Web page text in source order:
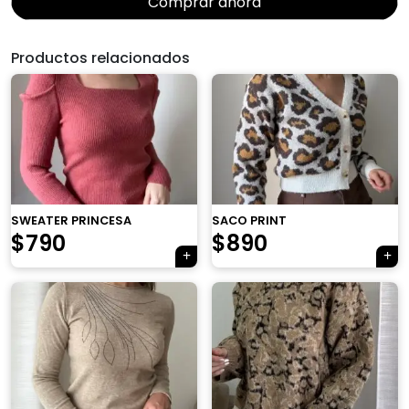
era:
$1.090.
es:
Productos relacionados
SWEATER PRINCESA
$790
SACO PRINT
$890
Tu carrito está vacío.
Agregá un producto y aparecerá acá
automáticamente.